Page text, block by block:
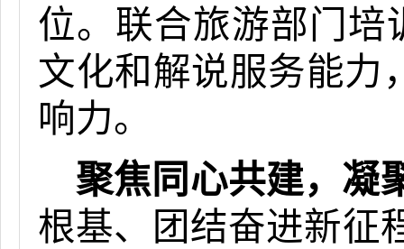
位。联合旅游部门培
文化和解说服务能力
响力。
聚焦同心共建，凝
根基、团结奋进新征